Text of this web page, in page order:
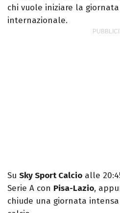
chi vuole iniziare la
internazionale.
Su Sky Sport Calcio alle
Serie A con Pisa-Lazio,
chiude una giornata